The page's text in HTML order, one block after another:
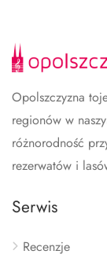
Opolszczyzna
regionów w
różnorodność
rezerwatów i
Serwis
Recenzje